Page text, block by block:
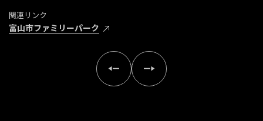
関連リンク
富山市ファミリーパーク